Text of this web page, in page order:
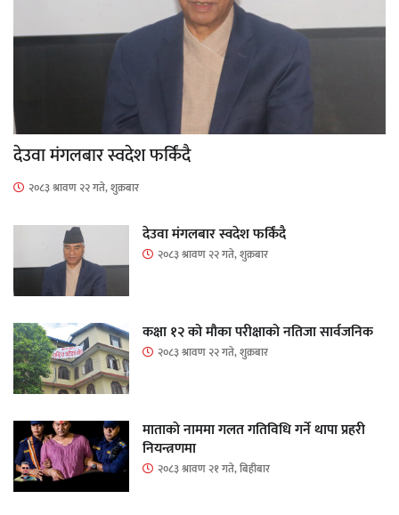
देउवा मंगलबार स्वदेश फर्किंदै
२०८३ श्रावण २२ गते, शुक्रबार
देउवा मंगलबार स्वदेश फर्किंदै
२०८३ श्रावण २२ गते, शुक्रबार
कक्षा १२ को मौका परीक्षाको नतिजा सार्वजनिक
२०८३ श्रावण २२ गते, शुक्रबार
माताकाे नाममा गलत गतिविधि गर्ने थापा प्रहरी
नियन्त्रणमा
२०८३ श्रावण २१ गते, बिहीबार